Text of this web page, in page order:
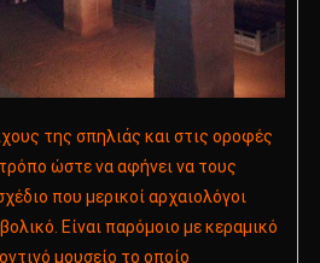
της σπηλιάς και στις οροφές
ώστε να αφήνει να τους
που μερικοί αρχαιολόγοι
Είναι παρόμοιο με κεραμικό
μουσείο το οποίο